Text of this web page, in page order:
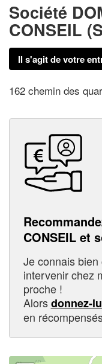
Société
CONSEIL
Il s'agit de votre
162 chemin des
CONSEIL et
Je connais
intervenir chez
proche !
Alorsdonnez-
en